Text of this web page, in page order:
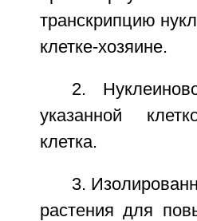
транскрипцию
клетке-хозяине.
2.
указанной
клетка.
3.
растения для